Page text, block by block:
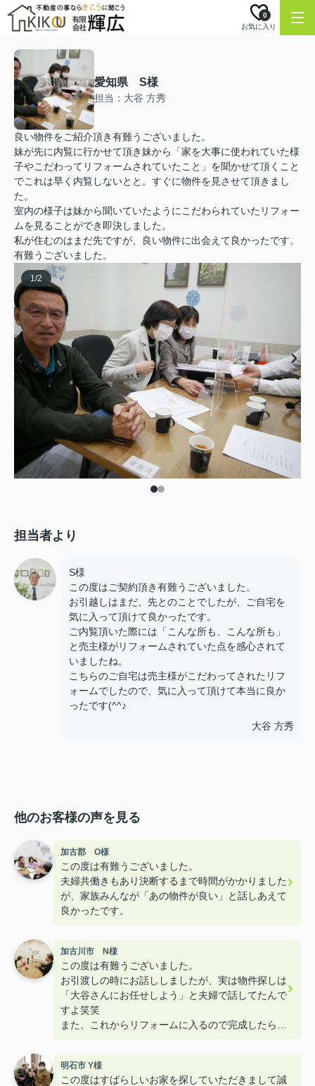
お気に入り
0
愛知県 S様
担当：大谷 方秀
良い物件をご紹介頂き有難うございました。
妹が先に内覧に行かせて頂き妹から「家を大事に使われていた様
子やこだわってリフォームされていたこと」を聞かせて頂くこと
でこれは早く内覧しないとと。すぐに物件を見させて頂きまし
た。
室内の様子は妹から聞いていたようにこだわられていたリフォー
ムを見ることができ即決しました。
私が住むのはまだ先ですが、良い物件に出会えて良かったです。
有難うございました。
1/2
担当者より
S様
この度はご契約頂き有難うございました。
お引越しはまだ、先とのことでしたが、ご自宅を
気に入って頂けて良かったです。
ご内覧頂いた際には「こんな所も、こんな所も」
と売主様がリフォームされていた点を感心されて
いましたね。
こちらのご自宅は売主様がこだわってされたリフ
ォームでしたので、気に入って頂けて本当に良か
ったです(^^♪
大谷 方秀
他のお客様の声を見る
加古郡 O様
この度は有難うございました。
夫婦共働きもあり決断するまで時間がかかりました
が、家族みんなが「あの物件が良い」と話しあえて
良かったです。
加古川市 N様
この度は有難うございました。
お引渡しの時にお話ししましたが、実は物件探しは
「大谷さんにお任せしよう」と夫婦で話してたんで
すよ笑笑
また、これからリフォームに入るので完成したら遊
明石市 Y様
この度はすばらしいお家を探していただきまして誠